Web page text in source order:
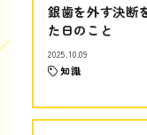
銀歯を外す決断
た日のこと
2025.10.09
知識